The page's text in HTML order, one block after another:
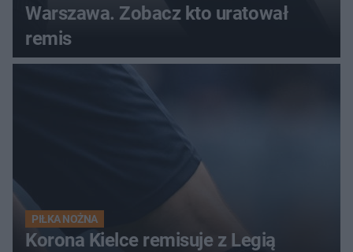
Warszawa. Zobacz kto uratował
remis
PIŁKA NOŻNA
Korona Kielce remisuje z Legią